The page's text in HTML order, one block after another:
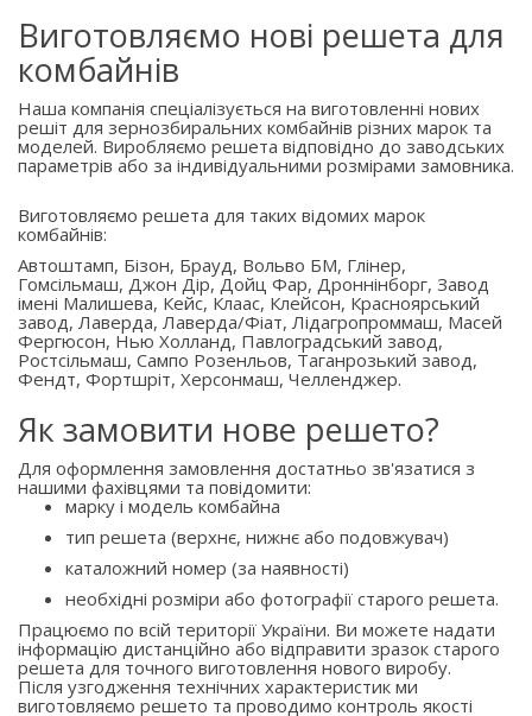
Виготовляємо нові решета для
комбайнів
Наша компанія спеціалізується на виготовленні нових
решіт для зернозбиральних комбайнів різних марок та
моделей. Виробляємо решета відповідно до заводських
параметрів або за індивідуальними розмірами замовника.
Виготовляємо решета для таких відомих марок
комбайнів:
Автоштамп, Бізон, Брауд, Вольво БМ, Глінер,
Гомсільмаш, Джон Дір, Дойц Фар, Дроннінборг, Завод
імені Малишева, Кейс, Клаас, Клейсон, Красноярський
завод, Лаверда, Лаверда/Фіат, Лідагропроммаш, Масей
Фергюсон, Нью Холланд, Павлоградський завод,
Ростсільмаш, Сампо Розенльов, Таганрозький завод,
Фендт, Фортшріт, Херсонмаш, Челленджер.
Як замовити нове решето?
Для оформлення замовлення достатньо зв'язатися з
нашими фахівцями та повідомити:
марку і модель комбайна
тип решета (верхнє, нижнє або подовжувач)
каталожний номер (за наявності)
необхідні розміри або фотографії старого решета.
Працюємо по всій території України. Ви можете надати
інформацію дистанційно або відправити зразок старого
решета для точного виготовлення нового виробу.
Після узгодження технічних характеристик ми
виготовляємо решето та проводимо контроль якості